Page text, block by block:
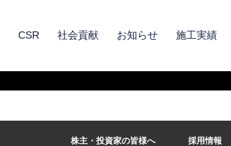
CSR 社会貢献 お知らせ 施工実績
株主・投資家の皆様へ 採用情報